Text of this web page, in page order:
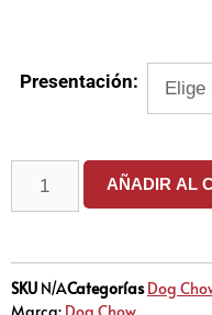
Presentación:
AÑADIR AL
SKU N/ACategorías Dog
Marca: Dog Chow